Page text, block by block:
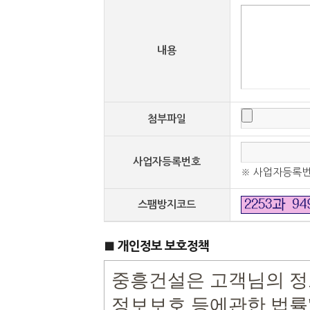
내용
첨부파일
사업자등록번호
※ 사업자등록
스팸방지코드
■ 개인정보 보호정책